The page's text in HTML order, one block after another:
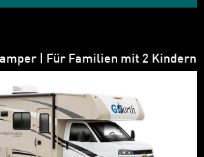
| Für Familien mit 2 Kindern